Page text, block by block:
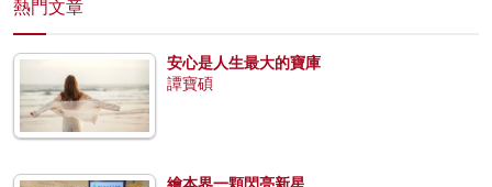
熱門文章
安心是人生最大的寶庫
譚寶碩
繪本界一顆閃亮新星